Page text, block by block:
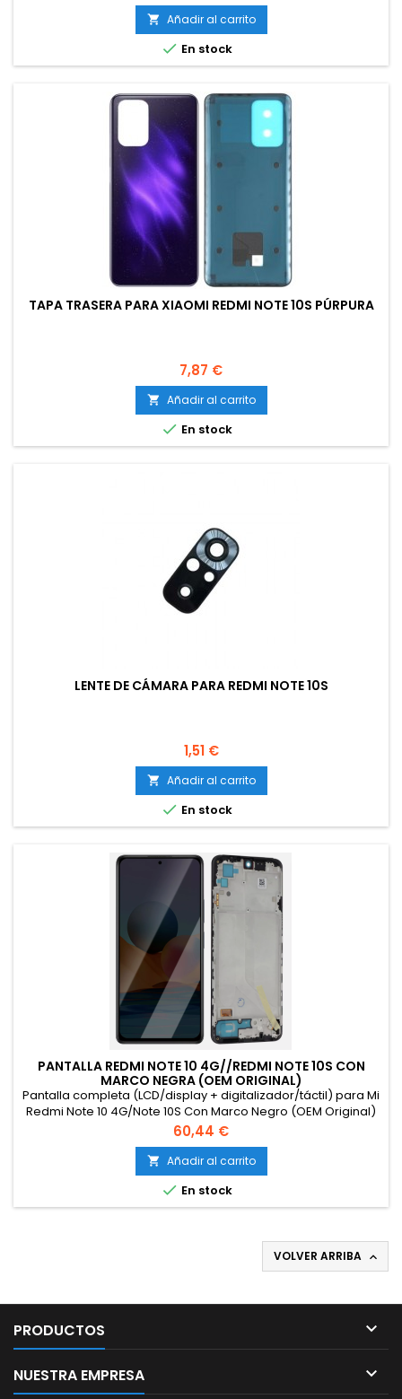
 Añadir al carrito
 En stock
TAPA TRASERA PARA XIAOMI REDMI NOTE 10S PÚRPURA
Precio
7,87 €
 Añadir al carrito
 En stock
LENTE DE CÁMARA PARA REDMI NOTE 10S
Precio
1,51 €
 Añadir al carrito
 En stock
PANTALLA REDMI NOTE 10 4G//REDMI NOTE 10S CON
MARCO NEGRA (OEM ORIGINAL)
Pantalla completa (LCD/display + digitalizador/táctil) para Mi
Redmi Note 10 4G/Note 10S Con Marco Negro (OEM Original)
Atención: Es imprescindible probar antes de montar la
pantalla. Las condiciones de garantía antes y después de la
instalación son completamente diferentes.
Precio
60,44 €
 Añadir al carrito
 En stock
VOLVER ARRIBA 
PRODUCTOS 
NUESTRA EMPRESA 